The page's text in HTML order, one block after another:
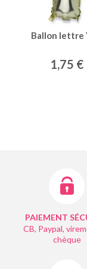
Ballon lettre
1,75 €
PAIEMENT
CB, Paypal,
chèque